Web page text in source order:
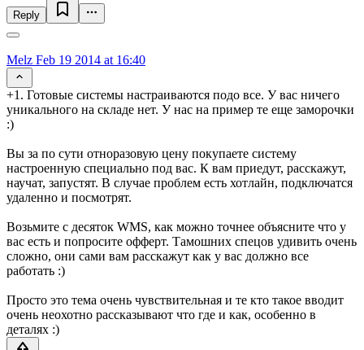
Reply
Melz Feb 19 2014 at 16:40
+1. Готовые системы настраиваются подо все. У вас ничего
уникального на складе нет. У нас на пример те еще заморочки
:)
Вы за по сути отноразовую цену покупаете систему
настроенную специально под вас. К вам приедут, расскажут,
научат, запустят. В случае проблем есть хотлайн, подключатся
удаленно и посмотрят.
Возьмите с десяток WMS, как можно точнее объясните что у
вас есть и попросите офферт. Тамошних спецов удивить очень
сложно, они сами вам расскажут как у вас должно все
работать :)
Просто это тема очень чувствительная и те кто такое вводит
очень неохотно рассказывают что где и как, особенно в
деталях :)